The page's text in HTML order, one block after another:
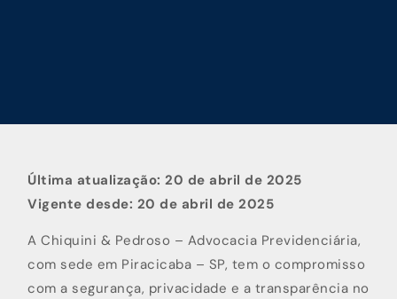
Última atualização: 20 de abril de 2025
Vigente desde: 20 de abril de 2025
A Chiquini & Pedroso – Advocacia Previdenciária,
com sede em Piracicaba – SP, tem o compromisso
com a segurança, privacidade e a transparência no